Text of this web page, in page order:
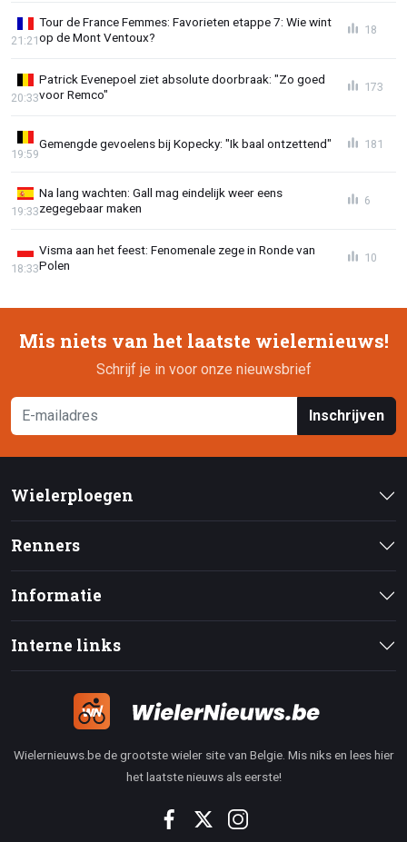
Tour de France Femmes: Favorieten etappe 7: Wie wint
op de Mont Ventoux?
21:21
18
Patrick Evenepoel ziet absolute doorbraak: "Zo goed
voor Remco"
20:33
173
Gemengde gevoelens bij Kopecky: "Ik baal ontzettend"
19:59
181
Na lang wachten: Gall mag eindelijk weer eens
zegegebaar maken
19:33
6
Visma aan het feest: Fenomenale zege in Ronde van
Polen
18:33
10
Mis niets van het laatste wielernieuws!
Schrijf je in voor onze nieuwsbrief
Inschrijven
Wielerploegen
Renners
Informatie
Interne links
Wielernieuws.be de grootste wieler site van Belgie. Mis niks en lees hier
het laatste nieuws als eerste!